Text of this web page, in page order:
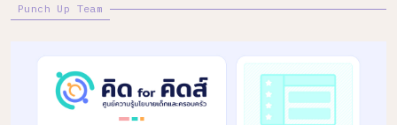
Punch Up Team